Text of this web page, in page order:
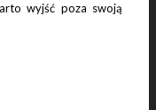
wyjść poza swoją